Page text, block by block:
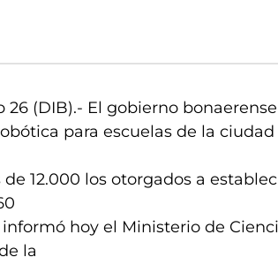
26 (DIB).- El gobierno
para escuelas de la
12.000 los otorgados a
hoy el Ministerio de
la